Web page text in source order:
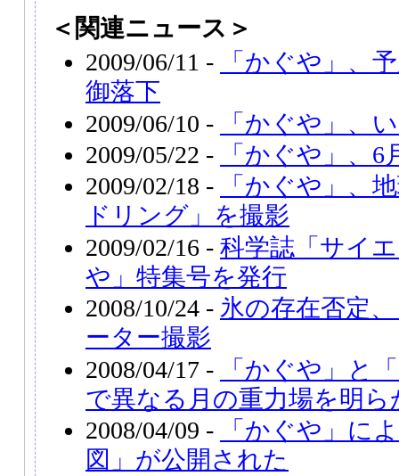
＜関連ニュース＞
2009/06/11 -
「かぐや」、
御落下
2009/06/10 -
「かぐや」、
2009/05/22 -
「かぐや」、
2009/02/18 -
「かぐや」、
ドリング」を撮影
2009/02/16 - 科学誌「サイ
や」特集号を発行
2008/10/24 - 氷の存在否定
ーター撮影
2008/04/17 -
「かぐや」と
で異なる月の重力場を明ら
2008/04/09 -
「かぐや」に
図」が公開された